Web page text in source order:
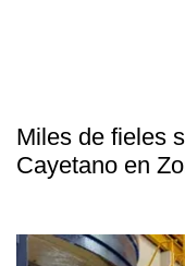
Miles de fieles
Cayetano en